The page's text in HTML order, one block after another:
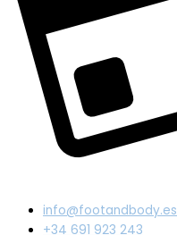
info@footandbody.es
+34 691 923 243